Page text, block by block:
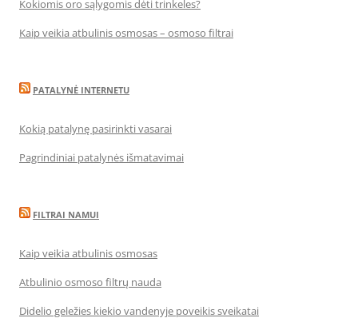
Kokiomis oro sąlygomis dėti trinkeles?
Kaip veikia atbulinis osmosas – osmoso filtrai
PATALYNĖ INTERNETU
Kokią patalynę pasirinkti vasarai
Pagrindiniai patalynės išmatavimai
FILTRAI NAMUI
Kaip veikia atbulinis osmosas
Atbulinio osmoso filtrų nauda
Didelio geležies kiekio vandenyje poveikis sveikatai